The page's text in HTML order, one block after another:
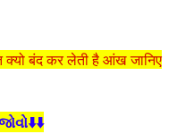
बंद कर लेती है आंख जानिए